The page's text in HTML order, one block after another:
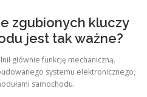
zgubionych kluczy
jest tak ważne?
głównie funkcję mechaniczną.
systemu elektronicznego,
samochodu.